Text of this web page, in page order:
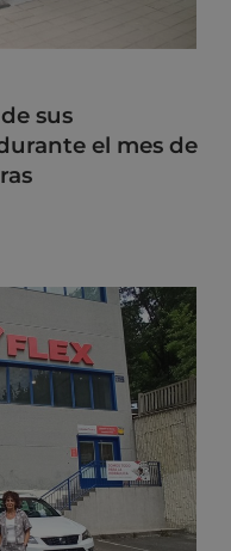
sus
el mes de